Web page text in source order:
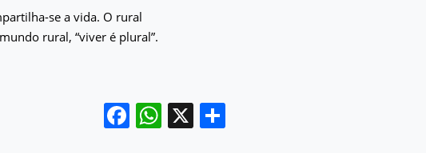
se a vida. O rural
rural, “viver é plural”.
Facebook
WhatsApp
X